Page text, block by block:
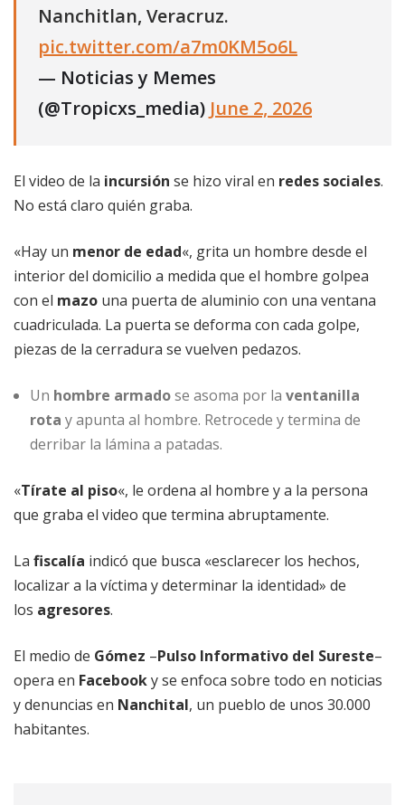
Nanchitlan, Veracruz.
pic.twitter.com/a7m0KM5o6L
— Noticias y Memes
(@Tropicxs_media) June 2, 2026
El video de la incursión se hizo viral en redes sociales.
No está claro quién graba.
«Hay un menor de edad«, grita un hombre desde el
interior del domicilio a medida que el hombre golpea
con el mazo una puerta de aluminio con una ventana
cuadriculada. La puerta se deforma con cada golpe,
piezas de la cerradura se vuelven pedazos.
Un hombre armadose asoma por la ventanilla
rota y apunta al hombre. Retrocede y termina de
derribar la lámina a patadas.
«Tírate al piso«, le ordena al hombre y a la persona
que graba el video que termina abruptamente.
La fiscalía indicó que busca «esclarecer los hechos,
localizar a la víctima y determinar la identidad» de
los agresores.
El medio de Gómez –Pulso Informativo del Sureste–
opera en Facebooky se enfoca sobre todo en noticias
y denuncias en Nanchital, un pueblo de unos 30.000
habitantes.